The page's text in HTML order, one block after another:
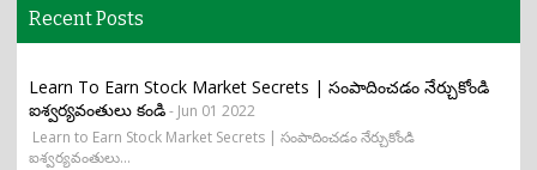
Recent Posts
Learn To Earn Stock Market Secrets | సంపాదించడం నేర్చుకోండి
ఐశ్వర్యవంతులు కండి- Jun 01 2022
Learn to Earn Stock Market Secrets | సంపాదించడం నేర్చుకోండి
ఐశ్వర్యవంతులు...